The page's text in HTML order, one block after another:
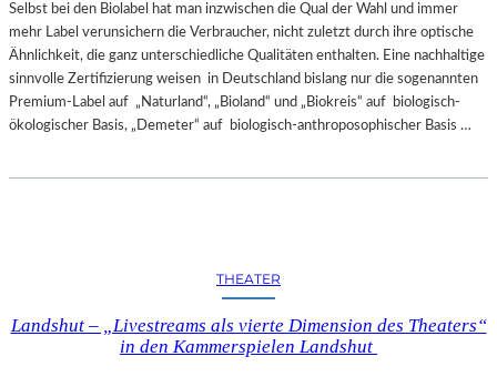
Selbst bei den Biolabel hat man inzwischen die Qual der Wahl und immer
mehr Label verunsichern die Verbraucher, nicht zuletzt durch ihre optische
Ähnlichkeit, die ganz unterschiedliche Qualitäten enthalten. Eine nachhaltige
sinnvolle Zertifizierung weisen in Deutschland bislang nur die sogenannten
Premium-Label auf „Naturland“, „Bioland“ und „Biokreis“ auf biologisch-
ökologischer Basis, „Demeter“ auf biologisch-anthroposophischer Basis …
THEATER
Landshut – „Livestreams als vierte Dimension des Theaters“
in den Kammerspielen Landshut